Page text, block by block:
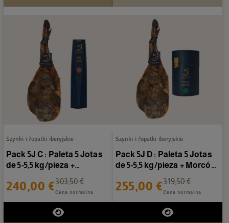
Szynki i ?opatki iberyjskie
Pack 5J C : Paleta 5 Jotas
de 5-5,5 kg/pieza +
240,00 €303,50 €
Cena normalna
Szynki i ?opatki iberyjskie
Pack 5J D : Paleta 5 Jotas
de 5-5,5 kg/pieza + Morcón
255,00 €319,50 €
Cena normalna